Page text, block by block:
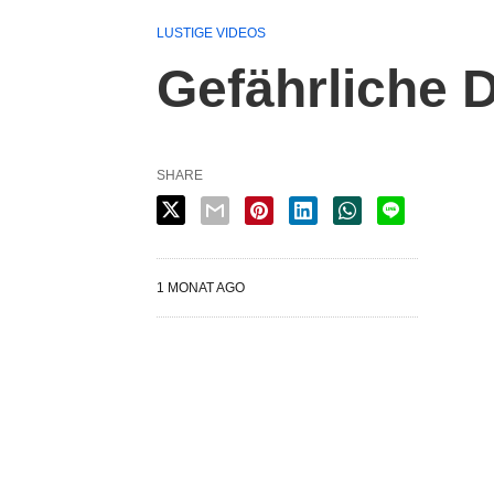
LUSTIGE VIDEOS
Gefährliche
SHARE
1 MONAT AGO